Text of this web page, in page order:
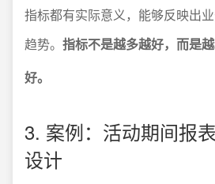
指标都有实际意义，能够反映出
趋势。 指标不是越多越好，而是
好。
3. 案例：活动期间报
设计